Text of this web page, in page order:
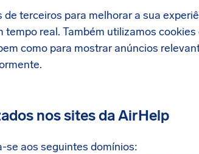
de terceiros para melhorar a sua
tempo real. Também utilizamos
como para mostrar anúncios
nos sites da AirHelp
se aos seguintes domínios: